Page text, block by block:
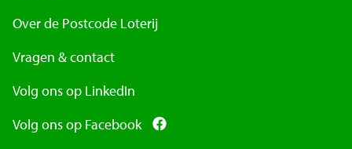
Over de Postcode Loterij
Vragen & contact
Volg ons op LinkedIn
Volg ons op Facebook